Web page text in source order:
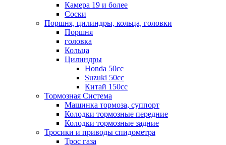
Камера 19 и более
Соски
Поршня, цилиндры, кольца, головки
Поршня
головка
Кольца
Цилиндры
Honda 50сс
Suzuki 50cc
Китай 150сс
Тормозная Система
Машинка тормоза, суппорт
Колодки тормозные передние
Колодки тормозные задние
Тросики и приводы спидометра
Трос газа